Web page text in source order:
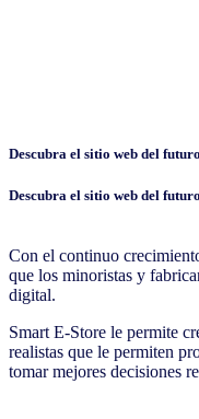
Descubra el sitio web del futuro
Descubra el sitio web del futuro
Con el continuo
que los minoristas y
digital.
Smart E-Store le permite
realistas que le permiten
tomar mejores decisiones